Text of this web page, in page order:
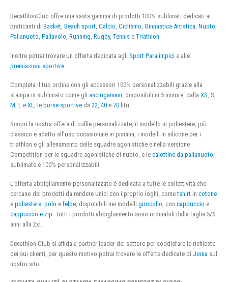
DecathlonClub offre una vasta gamma di prodotti 100% sublimati dedicati ai
praticanti di Basket, Beach sport, Calcio, Ciclismo, Ginnastica Artistica, Nuoto,
Pallanuoto, Pallavolo, Running, Rugby, Tennis e Triathlon.
Inoltre potrai trovare un offerta dedicata agli Sport Paralimpici e alle
premiazioni sportive
Completa il tuo ordine con gli accessori 100% personalizzabili grazie alla
stampa in sublimato come gli asciugamani , disponibili in 5 misure, dalla XS S
M L e XL , le borse sportive da 22 40 e 70 litri.
Scopri la nostra offera di cuffie personalizzate, il modello in poliestere, più
classico e adatto all’uso occasionale in piscina, i modelli in silicone per i
triathlon e gli allenamento delle squadre agonistiche e nella versione
Competition per le squadre agonistiche di nuoto, e le calottine da pallanuoto,
sublimate e 100% personalizzabili
L’offerta abbigliamento personalizzato è dedicata a tutte le collettività che
cercano dei prodotti da rendere unici con i proprio loghi, cometshirt in cotone
e poliestere, polo e felpe, disponibili nei modelli girocollo, con cappuccio e
cappuccio e zip. Tutti i prodotti abbigliamento sono ordinabili dalla taglia 5/6
anni alla 2xl.
Decathlon Club si affida a partner leader del settore per soddisfare le richieste
dei sui clienti, per questo motivo potrai trovare le offerte dedicate di Joma sul
nostro sito.